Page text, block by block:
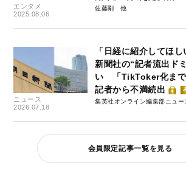
エンタメ
2025.08.06
佐藤剛
ニュース
2026.07.18
「日経に紹介してほ
新聞社の“記者流出ド
い 「TikToker化まで
記者から不満続出
集英社オンライン編集部ニュー
会員限定記事一覧を見る